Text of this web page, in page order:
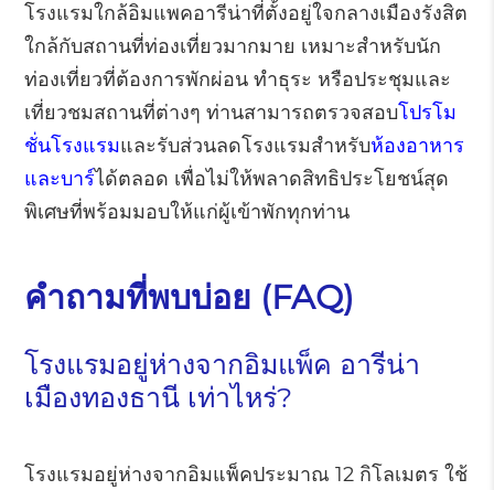
โรงแรมใกล้อิมแพคอารีน่าที่ตั้งอยู่ใจกลางเมืองรังสิต
ใกล้กับสถานที่ท่องเที่ยวมากมาย เหมาะสำหรับนัก
ท่องเที่ยวที่ต้องการพักผ่อน ทำธุระ หรือประชุมและ
เที่ยวชมสถานที่ต่างๆ ท่านสามารถตรวจสอบโปรโม
ชั่นโรงแรมและรับส่วนลดโรงแรมสำหรับห้องอาหาร
และบาร์ได้ตลอด เพื่อไม่ให้พลาดสิทธิประโยชน์สุด
พิเศษที่พร้อมมอบให้แก่ผู้เข้าพักทุกท่าน
คำถามที่พบบ่อย (FAQ)
โรงแรมอยู่ห่างจากอิมแพ็ค อารีน่า
เมืองทองธานี เท่าไหร่?
โรงแรมอยู่ห่างจากอิมแพ็คประมาณ 12 กิโลเมตร ใช้